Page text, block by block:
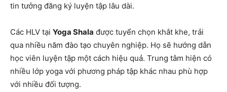
tin tưởng đăng ký luyện tập lâu dài.
Các HLV tại Yoga Shala được tuyển chọn khắt khe, trải
qua nhiều năm đào tạo chuyên nghiệp. Họ sẽ hướng dẫn
học viên luyện tập một cách hiệu quả. Trung tâm hiện có
nhiều lớp yoga với phương pháp tập khác nhau phù hợp
với nhiều đối tượng.